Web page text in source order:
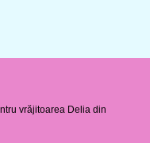
vrăjitoarea Delia din